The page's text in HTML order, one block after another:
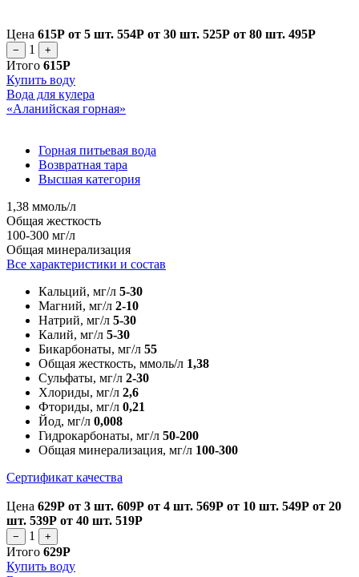
Цена 615Р от 5 шт. 554Р от 30 шт. 525Р от 80 шт. 495Р
− 1 +
Итого 615Р
Купить воду
Вода для кулера
«Аланийская горная»
Горная питьевая вода
Возвратная тара
Высшая категория
1,38 ммоль/л
Общая жесткость
100-300 мг/л
Общая минерализация
Все характеристики и состав
Кальций, мг/л 5-30
Магний, мг/л 2-10
Натрий, мг/л 5-30
Калий, мг/л 5-30
Бикарбонаты, мг/л 55
Общая жесткость, ммоль/л 1,38
Сульфаты, мг/л 2-30
Хлориды, мг/л 2,6
Фториды, мг/л 0,21
Йод, мг/л 0,008
Гидрокарбонаты, мг/л 50-200
Общая минерализация, мг/л 100-300
Сертификат качества
Цена 629Р от 3 шт. 609Р от 4 шт. 569Р от 10 шт. 549Р от 20
шт. 539Р от 40 шт. 519Р
− 1 +
Итого 629Р
Купить воду